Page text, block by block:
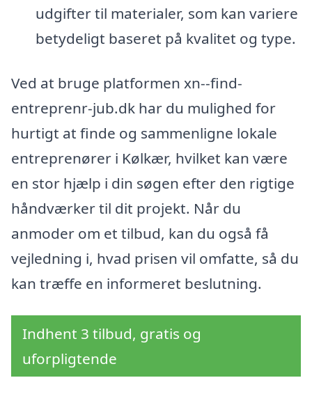
udgifter til materialer, som kan variere
betydeligt baseret på kvalitet og type.
Ved at bruge platformen xn--find-
entreprenr-jub.dk har du mulighed for
hurtigt at finde og sammenligne lokale
entreprenører i Kølkær, hvilket kan være
en stor hjælp i din søgen efter den rigtige
håndværker til dit projekt. Når du
anmoder om et tilbud, kan du også få
vejledning i, hvad prisen vil omfatte, så du
kan træffe en informeret beslutning.
Indhent 3 tilbud, gratis og
uforpligtende